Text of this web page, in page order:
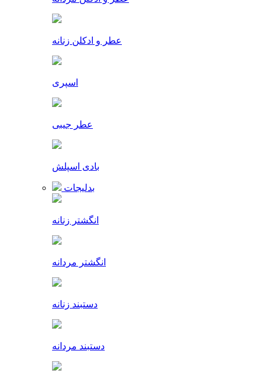
عطر و ادکلن زنانه
اسپری
عطر جیبی
بادی اسپلش
بدلیجات
انگشتر زنانه
انگشتر مردانه
دستبند زنانه
دستبند مردانه